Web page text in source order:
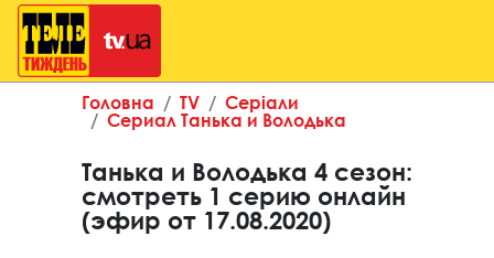
Головна TV
Серіали
Сериал Танька и Володька
Танька и Володька 4 сезон:
смотреть 1 серию онлайн
(эфир от 17.08.2020)